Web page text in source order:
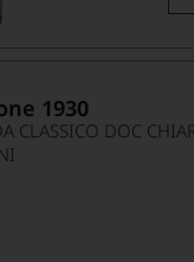
1930
CLASSICO DOC